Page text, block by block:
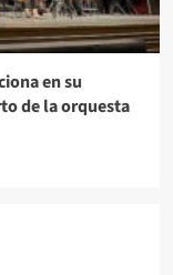
en su
de la orquesta